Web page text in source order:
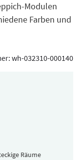
Modulen
Farben und
wh-032310-000140
Räume